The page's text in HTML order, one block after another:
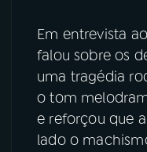
Em entrevista
falou sobre os
uma tragédia
o tom
e reforçou que
lado o